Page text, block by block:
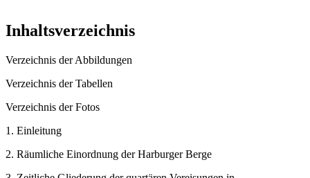
Inhaltsverzeichnis
Verzeichnis der Abbildungen
Verzeichnis der Tabellen
Verzeichnis der Fotos
1. Einleitung
2. Räumliche Einordnung der Harburger Berge